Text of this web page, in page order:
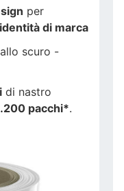
per
identità di marca
scuro -
di nastro
pacchi*.